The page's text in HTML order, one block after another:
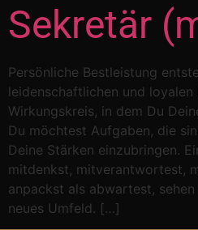
Sekretär
Persönliche Bestleistung
leidenschaftlichen und
Wirkungskreis, in dem Du
Du möchtest Aufgaben, die
Deine Stärken einzubringen.
mitdenkst, mitverantwortest,
anpackst als abwartest,
neues Umfeld. […]